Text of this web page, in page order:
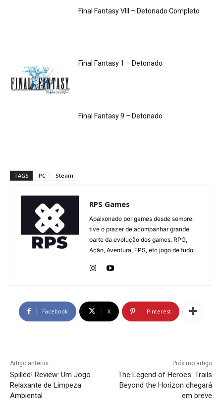
Final Fantasy VIII – Detonado Completo
Final Fantasy 1 – Detonado
Final Fantasy 9 – Detonado
TAGS PC Steam
RPS Games
Apaixonado por games desde sempre,
tive o prazer de acompanhar grande
parte da evolução dos games. RPG,
Ação, Aventura, FPS, etc jogo de tudo.
Facebook X Pinterest
Artigo anterior
Spilled! Review: Um Jogo
Relaxante de Limpeza
Ambiental
Próximo artigo
The Legend of Heroes: Trails
Beyond the Horizon chegará
em breve